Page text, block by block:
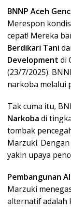
BNNP Aceh
Merespon
cepat! Mereka
Berdikari Tani
Development di
(23/7/2025).
narkoba melalui
Tak cuma itu,
Narkoba di
tombak
Marzuki.
yakin upaya
Pembangunan
Marzuki
alternatif adalah